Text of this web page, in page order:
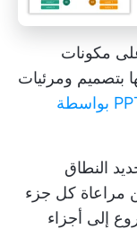
مكونات
بتصميم ومرئيات
قالب هيكل تقسيم العمل PPT بواسطة
النطاق
مراعاة كل جزء
إلى أجزاء